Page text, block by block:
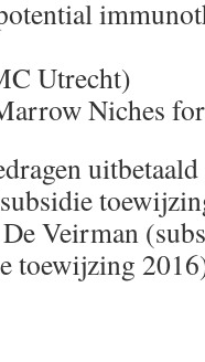
Utrecht)
Niches
uitbetaald
Veirman
toewijzing